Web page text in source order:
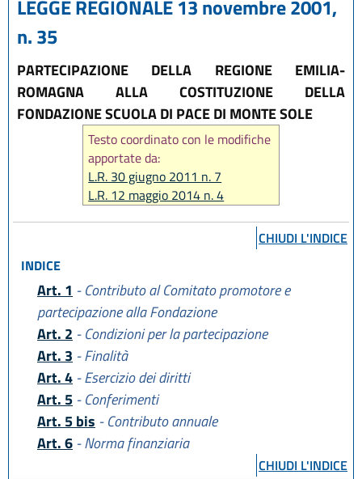
LEGGE REGIONALE 13 novembre 2001,
n. 35
PARTECIPAZIONE DELLA REGIONE EMILIA-
ROMAGNA ALLA COSTITUZIONE DELLA
FONDAZIONE SCUOLA DI PACE DI MONTE SOLE
Testo coordinato con le modifiche
apportate da:
L.R. 30 giugno 2011 n. 7
L.R. 12 maggio 2014 n. 4
CHIUDI L'INDICE
INDICE
Art. 1 - Contributo al Comitato promotore e
partecipazione alla Fondazione
Art. 2 - Condizioni per la partecipazione
Art. 3 - Finalità
Art. 4 - Esercizio dei diritti
Art. 5 - Conferimenti
Art. 5 bis - Contributo annuale
Art. 6 - Norma finanziaria
CHIUDI L'INDICE